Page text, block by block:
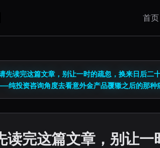
首页
先读完这篇文章，别让一时的疏忽，换来日后
投资咨询角度去看意外金产品覆辙之后的那种
完这篇文章，别让一